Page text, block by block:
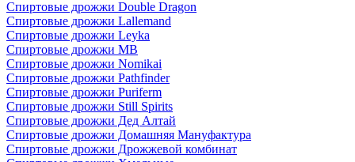
Спиртовые дрожжи Double Dragon
Спиртовые дрожжи Lallemand
Спиртовые дрожжи Leyka
Спиртовые дрожжи MB
Спиртовые дрожжи Nomikai
Спиртовые дрожжи Pathfinder
Спиртовые дрожжи Puriferm
Спиртовые дрожжи Still Spirits
Спиртовые дрожжи Дед Алтай
Спиртовые дрожжи Домашняя Мануфактура
Спиртовые дрожжи Дрожжевой комбинат